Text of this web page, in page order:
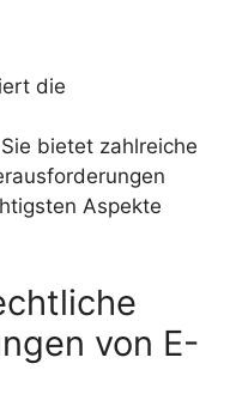
die
bietet zahlreiche
Aspekte
von E-